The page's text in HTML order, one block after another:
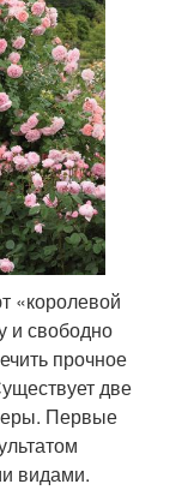
«королевой
и свободно
прочное
две
Первые
видами.